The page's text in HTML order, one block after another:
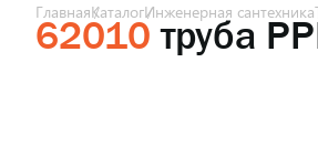
ГлавнаяКаталогИнженерная сантехника
62010 труба